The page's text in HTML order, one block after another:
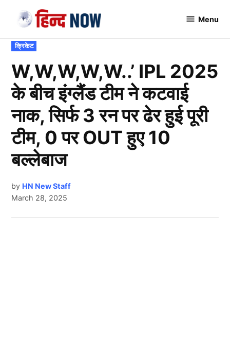
content
Menu
POSTED
IN
क्रिकेट
W,W,W,W,W..’ IPL 2025
के बीच इंग्लैंड टीम ने कटवाई
नाक, सिर्फ 3 रन पर ढेर हुई पूरी
टीम, 0 पर OUT हुए 10
बल्लेबाज
by HN New Staff
March 28, 2025